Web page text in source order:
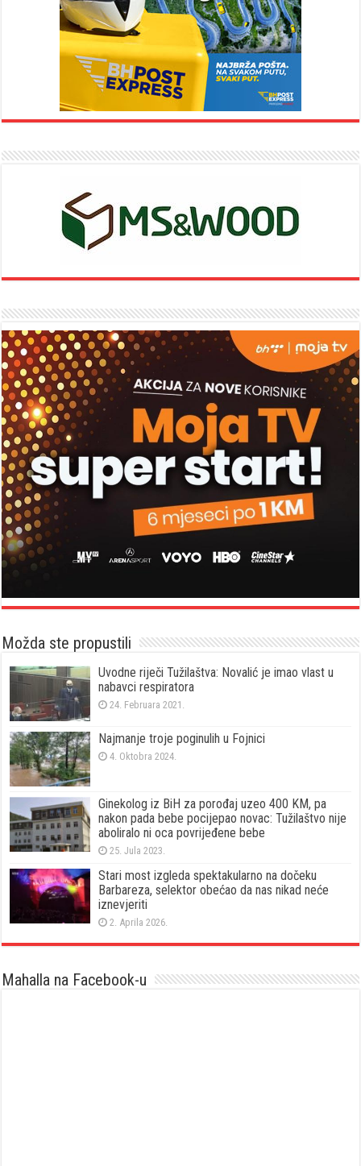
Možda ste propustili
Uvodne riječi Tužilaštva: Novalić je imao vlast u
nabavci respiratora
24. Februara 2021.
Najmanje troje poginulih u Fojnici
4. Oktobra 2024.
Ginekolog iz BiH za porođaj uzeo 400 KM, pa
nakon pada bebe pocijepao novac: Tužilaštvo nije
aboliralo ni oca povrijeđene bebe
25. Jula 2023.
Stari most izgleda spektakularno na dočeku
Barbareza, selektor obećao da nas nikad neće
iznevjeriti
2. Aprila 2026.
Mahalla na Facebook-u